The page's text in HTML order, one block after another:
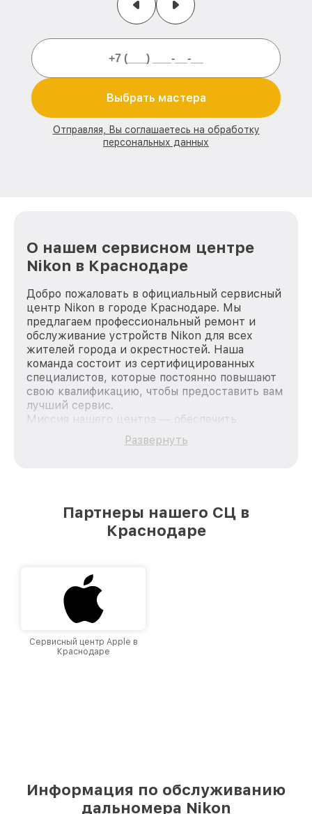
Выбрать мастера
Отправляя, Вы соглашаетесь на обработку
персональных данных
О нашем сервисном центре
Nikon в Краснодаре
Добро пожаловать в официальный сервисный
центр Nikon в городе Краснодаре. Мы
предлагаем профессиональный ремонт и
обслуживание устройств Nikon для всех
жителей города и окрестностей. Наша
команда состоит из сертифицированных
специалистов, которые постоянно повышают
свою квалификацию, чтобы предоставить вам
лучший сервис.
Миссия нашего центра — обеспечить
качественный и доступный ремонт для
каждого пользователя продукции Nikon, вне
лучшим сервисным центром Nikon в городе
Краснодаре, постоянно повышая уровень
Развернуть
Партнеры нашего СЦ в
Краснодаре
Сервисный центр Apple в
Краснодаре
Информация по обслуживанию
дальномера Nikon